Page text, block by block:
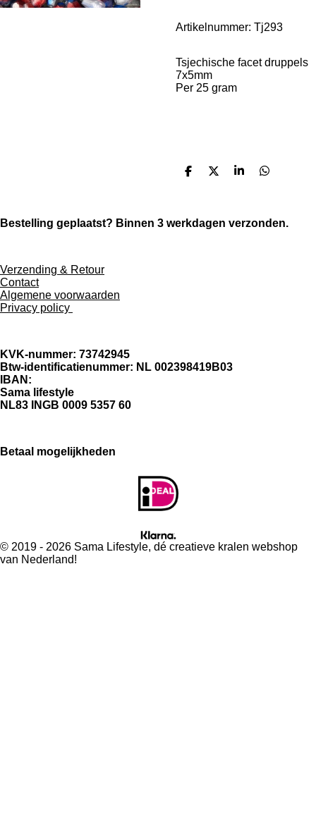
Artikelnummer: Tj293
Tsjechische facet druppels
7x5mm
Per 25 gram
D
n
D
S
e
D
n
Bestelling geplaatst? Binnen 3 werkdagen verzonden.
Verzending & Retour
Contact
Algemene voorwaarden
Privacy policy
KVK-nummer: 73742945
Btw-identificatienummer: NL 002398419B03
IBAN:
Sama lifestyle
NL83 INGB 0009 5357 60
Betaal mogelijkheden
© 2019 - 2026 Sama Lifestyle, dé creatieve kralen webshop
van Nederland!